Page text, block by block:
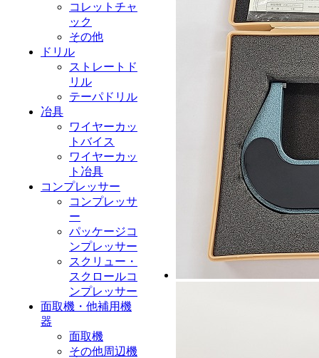
コレットチャ
ック
その他
ドリル
ストレートド
リル
テーパドリル
冶具
ワイヤーカッ
トバイス
ワイヤーカッ
ト冶具
コンプレッサー
コンプレッサ
ー
パッケージコ
ンプレッサー
スクリュー・
スクロールコ
ンプレッサー
面取機・他補用機
器
面取機
その他周辺機